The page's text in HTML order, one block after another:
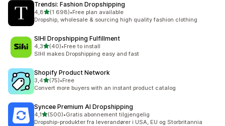
Trendsi: Fashion Dropshipping
4,8av 5 stjerner
(1 698)
Totalt 1698 omtaler
•Free plan available
Dropship, wholesale & sourcing high quality fashion clothing
SIHI Dropshipping Fulfillment
4,3av 5 stjerner
(40)
Totalt 40 omtaler
•Free to install
SIHI makes Dropshipping easy and fast
Shopify Product Network
3,4av 5 stjerner
(75)
Totalt 75 omtaler
•Free
Convert more buyers with an instant product catalog
Syncee Premium AI Dropshipping
4,1av 5 stjerner
(500)
Totalt 500 omtaler
•Gratis abonnement tilgjengelig
Dropship-produkter fra leverandører i USA, EU og Storbritannia